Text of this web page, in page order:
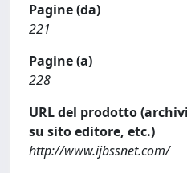
Pagine (da)
221
Pagine (a)
228
URL del prodotto
su sito editore, etc.)
http://www.ijbssnet.com/